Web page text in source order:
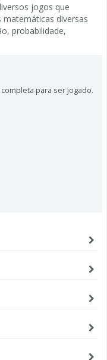
jogos que
diversas
probabilidade,
para ser jogado.